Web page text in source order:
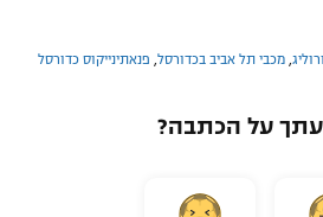
מכבי תל אביב בכדורסל פנאתינייקוס כדורסל
על הכתבה?